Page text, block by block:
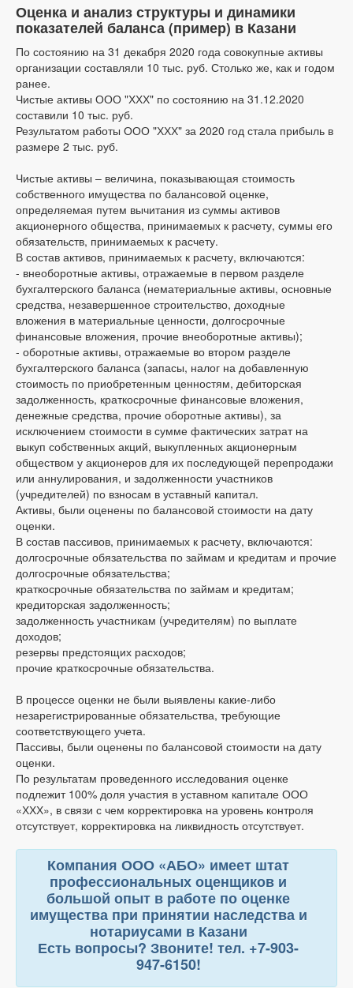
Оценка и анализ структуры и динамики
показателей баланса (пример) в Казани
По состоянию на 31 декабря 2020 года совокупные активы
организации составляли 10 тыс. руб. Столько же, как и годом
ранее.
Чистые активы ООО "ХХХ" по состоянию на 31.12.2020
составили 10 тыс. руб.
Результатом работы ООО "ХХХ" за 2020 год стала прибыль в
размере 2 тыс. руб.
Чистые активы – величина, показывающая стоимость
собственного имущества по балансовой оценке,
определяемая путем вычитания из суммы активов
акционерного общества, принимаемых к расчету, суммы его
обязательств, принимаемых к расчету.
В состав активов, принимаемых к расчету, включаются:
- внеоборотные активы, отражаемые в первом разделе
бухгалтерского баланса (нематериальные активы, основные
средства, незавершенное строительство, доходные
вложения в материальные ценности, долгосрочные
финансовые вложения, прочие внеоборотные активы);
- оборотные активы, отражаемые во втором разделе
бухгалтерского баланса (запасы, налог на добавленную
стоимость по приобретенным ценностям, дебиторская
задолженность, краткосрочные финансовые вложения,
денежные средства, прочие оборотные активы), за
исключением стоимости в сумме фактических затрат на
выкуп собственных акций, выкупленных акционерным
обществом у акционеров для их последующей перепродажи
или аннулирования, и задолженности участников
(учредителей) по взносам в уставный капитал.
Активы, были оценены по балансовой стоимости на дату
оценки.
В состав пассивов, принимаемых к расчету, включаются:
долгосрочные обязательства по займам и кредитам и прочие
долгосрочные обязательства;
краткосрочные обязательства по займам и кредитам;
кредиторская задолженность;
задолженность участникам (учредителям) по выплате
доходов;
резервы предстоящих расходов;
прочие краткосрочные обязательства.
В процессе оценки не были выявлены какие-либо
незарегистрированные обязательства, требующие
соответствующего учета.
Пассивы, были оценены по балансовой стоимости на дату
оценки.
По результатам проведенного исследования оценке
подлежит 100% доля участия в уставном капитале ООО
«ХХХ», в связи с чем корректировка на уровень контроля
отсутствует, корректировка на ликвидность отсутствует.
Компания ООО «АБО» имеет штат
профессиональных оценщиков и
большой опыт в работе по оценке
имущества при принятии наследства и
нотариусами в Казани
Есть вопросы? Звоните! тел. +7-903-
947-6150!